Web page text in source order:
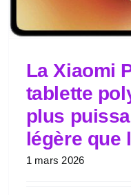
La Xiaomi
tablette
plus
légère que
1 mars 2026